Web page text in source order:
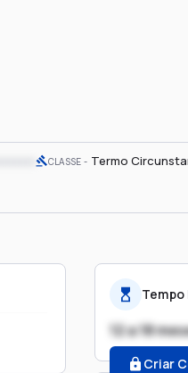
CLASSE Termo
12 a 18
Criar